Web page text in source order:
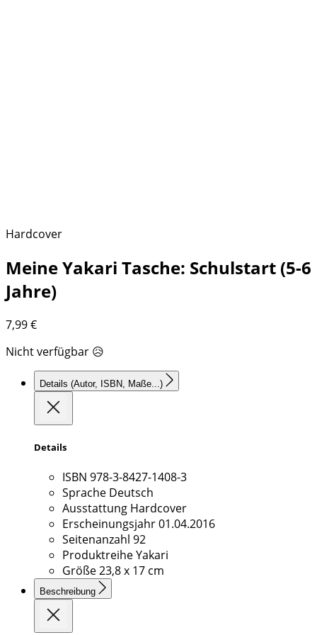
Hardcover
Meine Yakari Tasche: Schulstart (5-6
Jahre)
7,99€
Nicht verfügbar 😥
Details (Autor, ISBN, Maße...)
Details
ISBN 978-3-8427-1408-3
Sprache Deutsch
Ausstattung Hardcover
Erscheinungsjahr01.04.2016
Seitenanzahl 92
ProduktreiheYakari
Größe23,8 x 17 cm
Beschreibung